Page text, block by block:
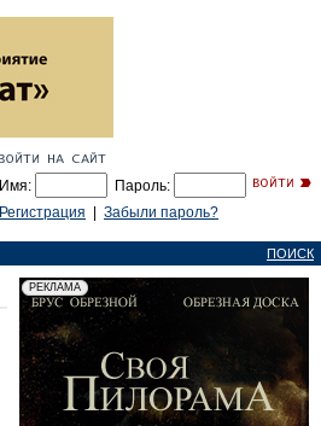
Имя:
Пароль:
Регистрация
Забыли пароль?
ПОИСК